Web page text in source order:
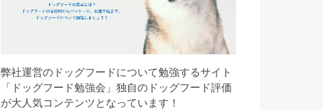
弊社運営のドッグフードについて勉強するサイト
「ドッグフード勉強会」独自のドッグフード評価
が大人気コンテンツとなっています！